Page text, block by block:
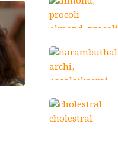
almond, procoli
narambuthalar
chi,
pasalaikeerai
cholestral